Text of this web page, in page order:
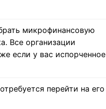
микрофинансовую
Все организации
если у вас испорченное
перейти на его